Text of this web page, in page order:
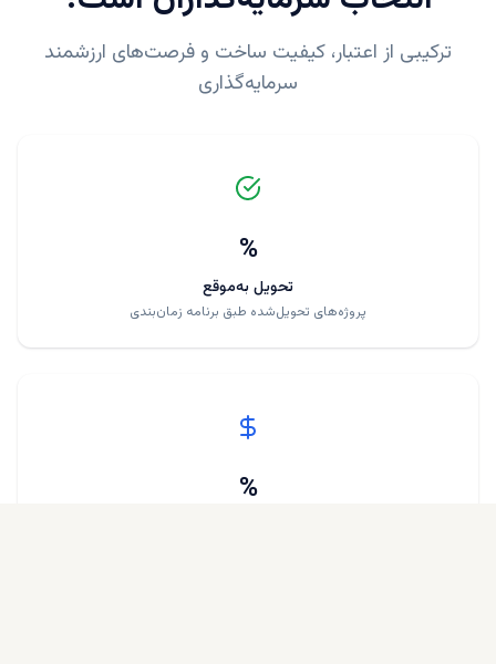
ترکیبی از اعتبار، کیفیت ساخت و فرصت‌های ارزشمند
سرمایه‌گذاری
%
تحویل به‌موقع
پروژه‌های تحویل‌شده طبق برنامه زمان‌بندی
%